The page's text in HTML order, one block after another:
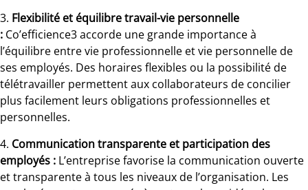
3. Flexibilité et équilibre travail-vie personnelle
: Co’efficience3 accorde une grande importance à
l’équilibre entre vie professionnelle et vie personnelle de
ses employés. Des horaires flexibles ou la possibilité de
télétravailler permettent aux collaborateurs de concilier
plus facilement leurs obligations professionnelles et
personnelles.
4. Communication transparente et participation des
employés : L’entreprise favorise la communication ouverte
et transparente à tous les niveaux de l’organisation. Les